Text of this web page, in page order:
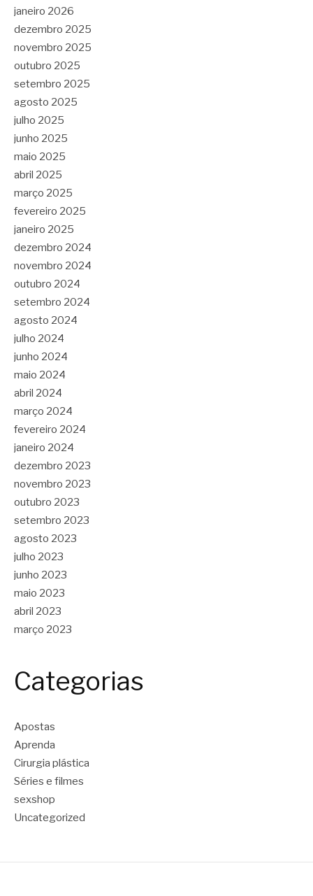
janeiro 2026
dezembro 2025
novembro 2025
outubro 2025
setembro 2025
agosto 2025
julho 2025
junho 2025
maio 2025
abril 2025
março 2025
fevereiro 2025
janeiro 2025
dezembro 2024
novembro 2024
outubro 2024
setembro 2024
agosto 2024
julho 2024
junho 2024
maio 2024
abril 2024
março 2024
fevereiro 2024
janeiro 2024
dezembro 2023
novembro 2023
outubro 2023
setembro 2023
agosto 2023
julho 2023
junho 2023
maio 2023
abril 2023
março 2023
Categorias
Apostas
Aprenda
Cirurgia plástica
Séries e filmes
sexshop
Uncategorized